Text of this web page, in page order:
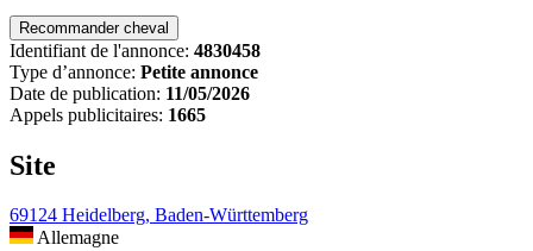
Identifiant de l'annonce: 4830458
Type d’annonce: Petite annonce
Date de publication: 11/05/2026
Appels publicitaires: 1665
Site
69124 Heidelberg, Baden-Württemberg
Allemagne